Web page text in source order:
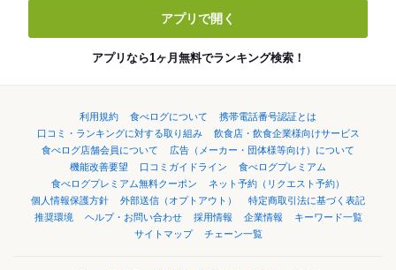
アプリで開く
アプリなら1ヶ月無料でランキング検索！
利用規約 食べログについて
携帯電話番号認証とは
口コミ・ランキングに対する取り組み
飲食店・飲食企業様向けサービス
食べログ店舗会員について
広告（メーカー・団体様等向け）について
機能改善要望
口コミガイドライン
食べログプレミアム
食べログプレミアム無料クーポン
ネット予約（リクエスト予約）
個人情報保護方針
外部送信（オプトアウト）
特定商取引法に基づく表記
推奨環境
ヘルプ・お問い合わせ 採用情報 企業情報
キーワード一覧
サイトマップ
チェーン一覧